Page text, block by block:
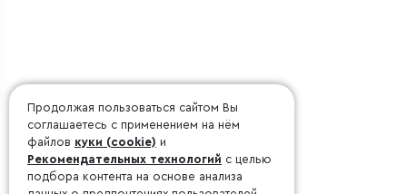
Продолжая пользоваться сайтом Вы
соглашаетесь с применением на нём
файлов куки (cookie) и
Рекомендательных технологий с целью
подбора контента на основе анализа